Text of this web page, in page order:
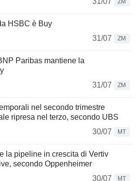
HSBC è Buy
31/07
ZM
Paribas mantiene la
31/07
ZM
nel secondo trimestre
ripresa nel terzo, secondo UBS
30/07
MT
la pipeline in crescita di Vertiv
secondo Oppenheimer
30/07
MT